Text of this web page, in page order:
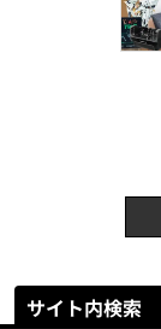
サイト内検索